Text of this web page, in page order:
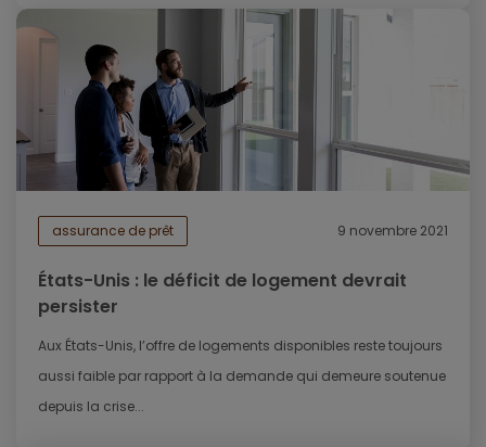
assurance de prêt 9 novembre 2021
États-Unis : le déficit de logement devrait
persister
Aux États-Unis, l’offre de logements disponibles reste toujours
aussi faible par rapport à la demande qui demeure soutenue
depuis la crise...